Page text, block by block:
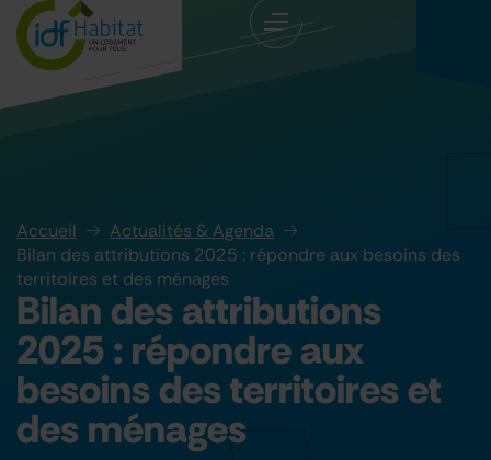
Accueil
Actualités & Agenda
Bilan des attributions 2025 : répondre aux besoins des
territoires et des ménages
Bilan des attributions
2025 : répondre aux
besoins des territoires et
des ménages